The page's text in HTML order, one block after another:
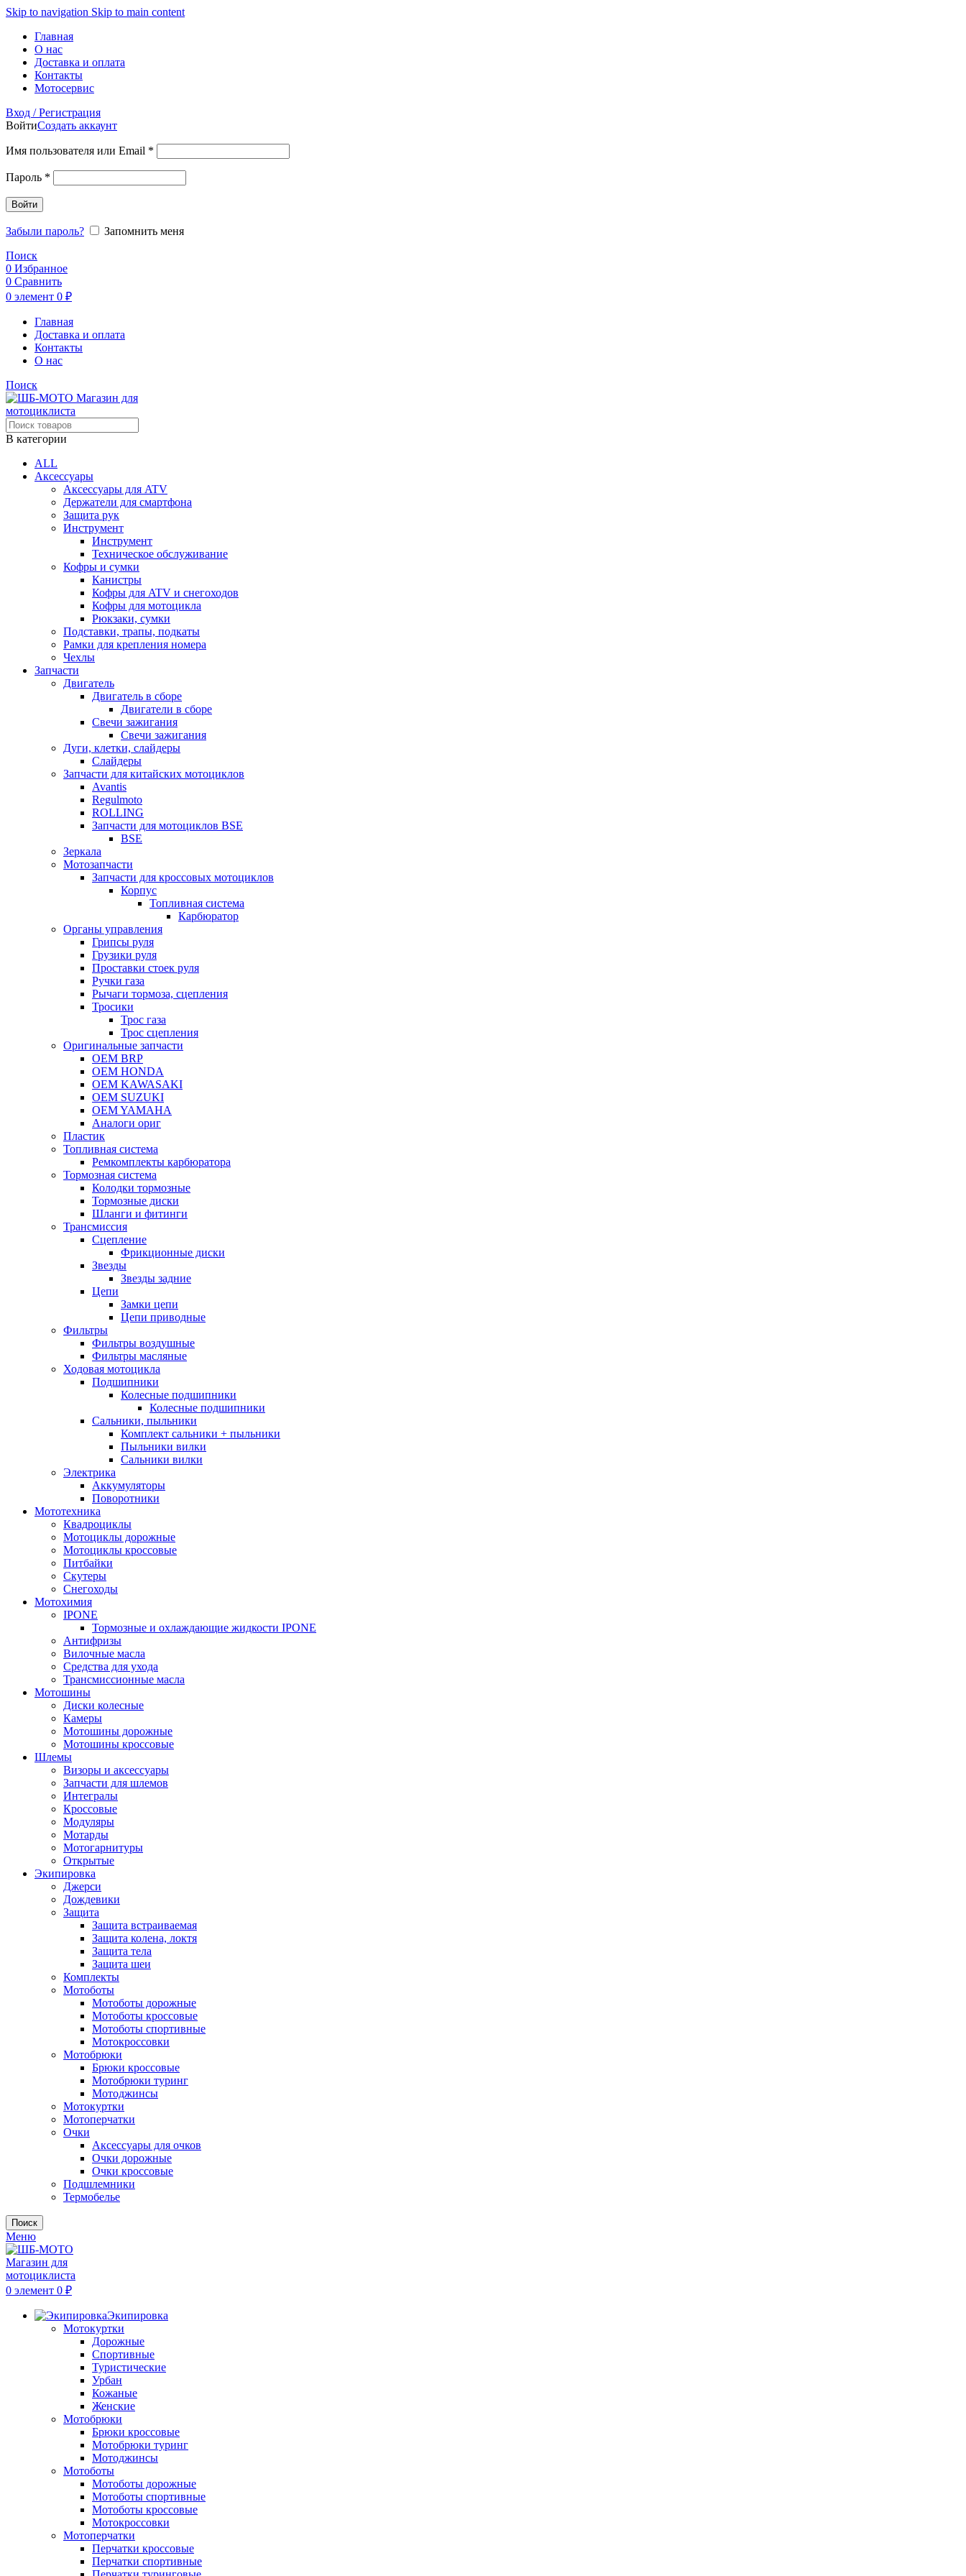
Skip to navigation Skip to main content
Главная
О нас
Доставка и оплата
Контакты
Мотосервис
Вход / Регистрация
ВойтиСоздать аккаунт
Имя пользователя или Email *
Пароль *
Войти
Забыли пароль?
Запомнить меня
Поиск
0 Избранное
0 Сравнить
0 элемент 0 ₽
Главная
Доставка и оплата
Контакты
О нас
Поиск
В категории
ALL
Аксессуары
Аксессуары для ATV
Держатели для смартфона
Защита рук
Инструмент
Инструмент
Техническое обслуживание
Кофры и сумки
Канистры
Кофры для ATV и снегоходов
Кофры для мотоцикла
Рюкзаки, сумки
Подставки, трапы, подкаты
Рамки для крепления номера
Чехлы
Запчасти
Двигатель
Двигатель в сборе
Двигатели в сборе
Свечи зажигания
Свечи зажигания
Дуги, клетки, слайдеры
Слайдеры
Запчасти для китайских мотоциклов
Avantis
Regulmoto
ROLLING
Запчасти для мотоциклов BSE
BSE
Зеркала
Мотозапчасти
Запчасти для кроссовых мотоциклов
Корпус
Топливная система
Карбюратор
Органы управления
Грипсы руля
Грузики руля
Проставки стоек руля
Ручки газа
Рычаги тормоза, сцепления
Тросики
Трос газа
Трос сцепления
Оригинальные запчасти
OEM BRP
OEM HONDA
OEM KAWASAKI
OEM SUZUKI
OEM YAMAHA
Аналоги ориг
Пластик
Топливная система
Ремкомплекты карбюратора
Тормозная система
Колодки тормозные
Тормозные диски
Шланги и фитинги
Трансмиссия
Cцепление
Фрикционные диски
Звезды
Звезды задние
Цепи
Замки цепи
Цепи приводные
Фильтры
Фильтры воздушные
Фильтры масляные
Ходовая мотоцикла
Подшипники
Колесные подшипники
Колесные подшипники
Сальники, пыльники
Комплект сальники + пыльники
Пыльники вилки
Сальники вилки
Электрика
Аккумуляторы
Поворотники
Мототехника
Квадроциклы
Мотоциклы дорожные
Мотоциклы кроссовые
Питбайки
Скутеры
Снегоходы
Мотохимия
IPONE
Тормозные и охлаждающие жидкости IPONE
Антифризы
Вилочные масла
Средства для ухода
Трансмиссионные масла
Мотошины
Диски колесные
Камеры
Мотошины дорожные
Мотошины кроссовые
Шлемы
Визоры и аксессуары
Запчасти для шлемов
Интегралы
Кроссовые
Модуляры
Мотарды
Мотогарнитуры
Открытые
Экипировка
Джерси
Дождевики
Защита
Защита встраиваемая
Защита колена, локтя
Защита тела
Защита шеи
Комплекты
Мотоботы
Мотоботы дорожные
Мотоботы кроссовые
Мотоботы спортивные
Мотокроссовки
Мотобрюки
Брюки кроссовые
Мотобрюки туринг
Мотоджинсы
Мотокуртки
Мотоперчатки
Очки
Аксессуары для очков
Очки дорожные
Очки кроссовые
Подшлемники
Термобелье
Поиск
Меню
0 элемент 0 ₽
Экипировка
Мотокуртки
Дорожные
Спортивные
Туристические
Урбан
Кожаные
Женские
Мотобрюки
Брюки кроссовые
Мотобрюки туринг
Мотоджинсы
Мотоботы
Мотоботы дорожные
Мотоботы спортивные
Мотоботы кроссовые
Мотокроссовки
Мотоперчатки
Перчатки кроссовые
Перчатки спортивные